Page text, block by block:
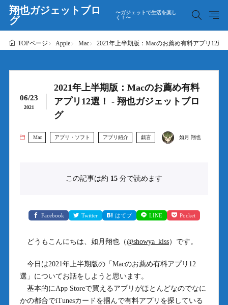
翔也ガジェットブロ
グ
〜ガジェットで生活を楽し
く！〜
TOPページ Apple Mac 2021年上半期版：Macのお薦め有料アプリ12選
06/23
2021
2021年上半期版：Macのお薦め有料
アプリ12選！ - 翔也ガジェットブロ
グ
Mac アプリ・ソフト アプリ紹介 戯言 如月 翔也
この記事は約 15 分で読めます
Facebook Twitter はてブ LINE Pocket
どうもこんにちは、如月翔也（@showya_kiss）です。
今日は2021年上半期版の「Macのお薦め有料アプリ12
選」についてお話をしようと思います。
基本的にApp Storeで買えるアプリがほとんどなのでなに
かの都合でiTunesカードを掴んで有料アプリを探している